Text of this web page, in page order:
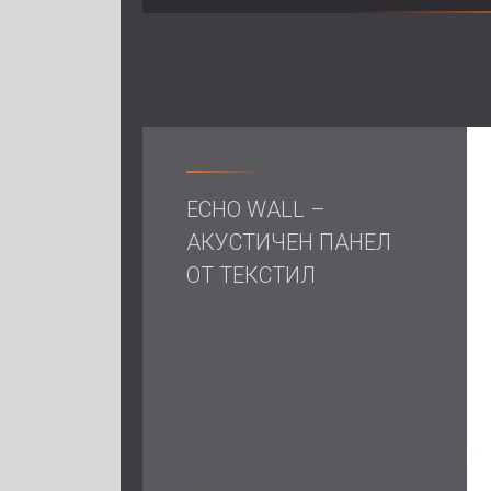
ECHO WALL –
АКУСТИЧЕН ПАНЕЛ
ОТ ТЕКСТИЛ